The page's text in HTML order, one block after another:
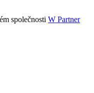
společnosti W Partner